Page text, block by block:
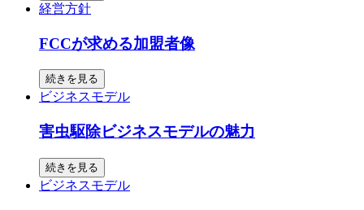
経営方針
FCCが求める加盟者像
続きを見る
ビジネスモデル
害虫駆除ビジネスモデルの魅力
続きを見る
ビジネスモデル